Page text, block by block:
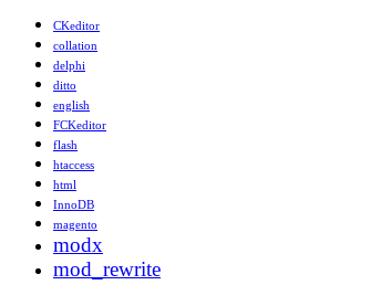
CKeditor
collation
delphi
ditto
english
FCKeditor
flash
htaccess
html
InnoDB
magento
modx
mod_rewrite